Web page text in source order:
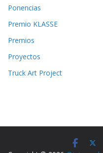
Ponencias
Premio KLASSE
Premios
Proyectos
Truck Art Project